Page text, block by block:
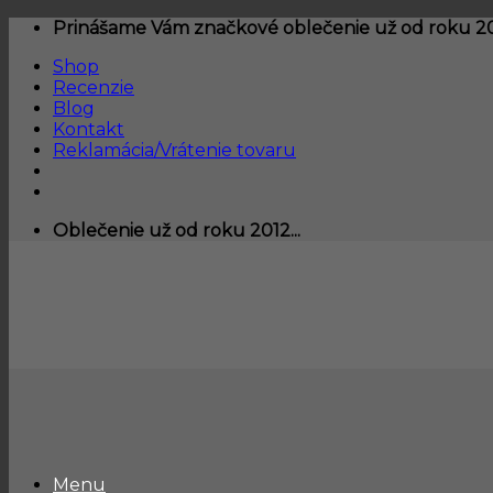
Skip
content
Prinášame Vám značkové oblečenie už od roku
Shop
Recenzie
Blog
Kontakt
Reklamácia/Vrátenie tovaru
Oblečenie už od roku 2012...
Menu